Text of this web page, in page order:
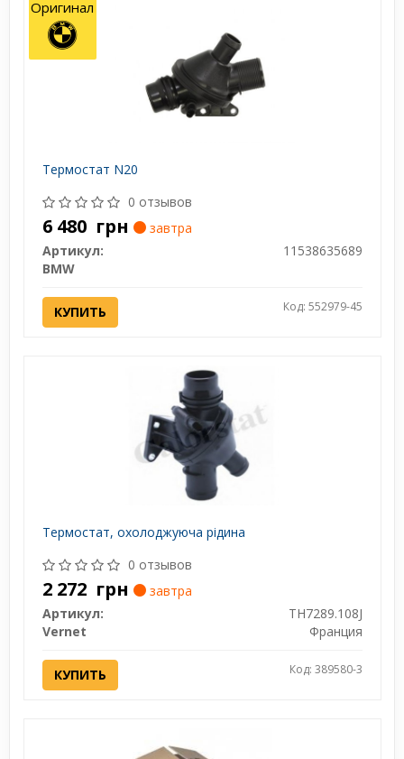
Термостат N20
0 отзывов
6 480 грн
завтра
Артикул:
11538635689
BMW
КУПИТЬ Код: 552979-45
Оригинал
Термостат, охолоджуюча рідина
0 отзывов
2 272 грн
завтра
Артикул:
TH7289.108J
Vernet
Франция
КУПИТЬ Код: 389580-3